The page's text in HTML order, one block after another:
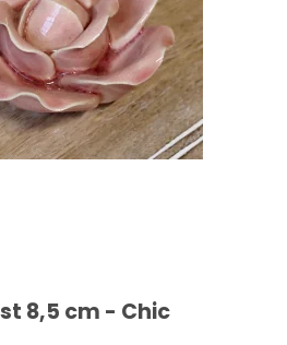
8,5 cm - Chic